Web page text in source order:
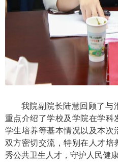
我院副院长陆慧回顾了与
重点介绍了学校及学院在学科
学生培养等基本情况以及本次
双方密切交流，特别在人才培
秀公共卫生人才，守护人民健康